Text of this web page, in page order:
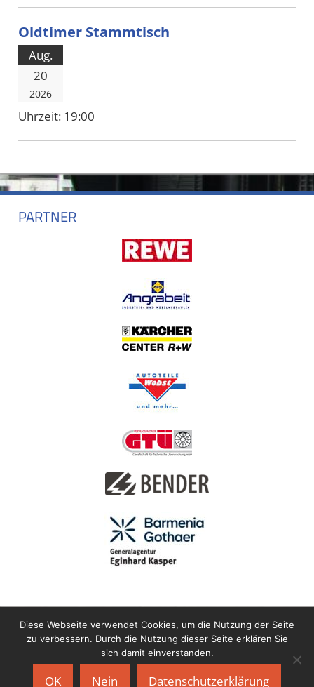
Oldtimer Stammtisch
Aug.
20
2026
Uhrzeit: 19:00
PARTNER
Diese Webseite verwendet Cookies, um die Nutzung der Seite
zu verbessern. Durch die Nutzung dieser Seite erklären Sie
sich damit einverstanden.
OK Nein Datenschutzerklärung